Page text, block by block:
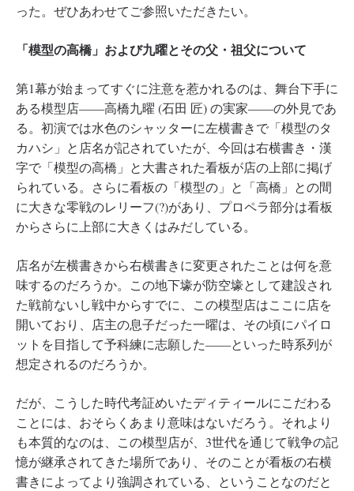
った。ぜひあわせてご参照いただきたい。
「模型の高橋」および九曜とその父・祖父について
第1幕が始まってすぐに注意を惹かれるのは、舞台下手に
ある模型店――高橋九曜 (石田 匠) の実家――の外見であ
る。初演では水色のシャッターに左横書きで「模型のタ
カハシ」と店名が記されていたが、今回は右横書き・漢
字で「模型の高橋」と大書された看板が店の上部に掲げ
られている。さらに看板の「模型の」と「高橋」との間
に大きな零戦のレリーフ(?)があり、プロペラ部分は看板
からさらに上部に大きくはみだしている。
店名が左横書きから右横書きに変更されたことは何を意
味するのだろうか。この地下壕が防空壕として建設され
た戦前ないし戦中からすでに、この模型店はここに店を
開いており、店主の息子だった一曜は、その頃にパイロ
ットを目指して予科練に志願した――といった時系列が
想定されるのだろうか。
だが、こうした時代考証めいたディティールにこだわる
ことには、おそらくあまり意味はないだろう。それより
も本質的なのは、この模型店が、3世代を通じて戦争の記
憶が継承されてきた場所であり、そのことが看板の右横
書きによってより強調されている、ということなのだと